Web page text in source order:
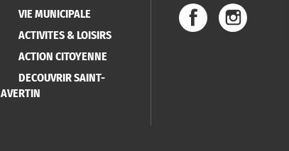
VIE MUNICIPALE
ACTIVITES & LOISIRS
ACTION CITOYENNE
DECOUVRIR SAINT-
AVERTIN